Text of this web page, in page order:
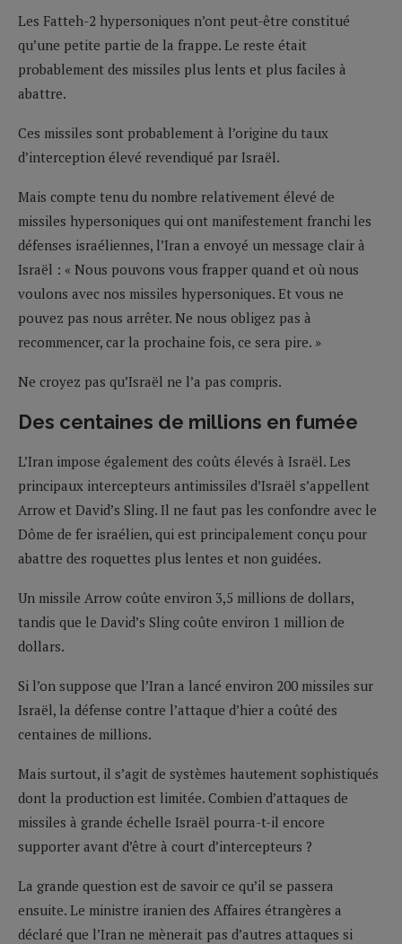
Les Fatteh-2 hypersoniques n’ont peut-être constitué
qu’une petite partie de la frappe. Le reste était
probablement des missiles plus lents et plus faciles à
abattre.
Ces missiles sont probablement à l’origine du taux
d’interception élevé revendiqué par Israël.
Mais compte tenu du nombre relativement élevé de
missiles hypersoniques qui ont manifestement franchi les
défenses israéliennes, l’Iran a envoyé un message clair à
Israël : « Nous pouvons vous frapper quand et où nous
voulons avec nos missiles hypersoniques. Et vous ne
pouvez pas nous arrêter. Ne nous obligez pas à
recommencer, car la prochaine fois, ce sera pire. »
Ne croyez pas qu’Israël ne l’a pas compris.
Des centaines de millions en fumée
L’Iran impose également des coûts élevés à Israël. Les
principaux intercepteurs antimissiles d’Israël s’appellent
Arrow et David’s Sling. Il ne faut pas les confondre avec le
Dôme de fer israélien, qui est principalement conçu pour
abattre des roquettes plus lentes et non guidées.
Un missile Arrow coûte environ 3,5 millions de dollars,
tandis que le David’s Sling coûte environ 1 million de
dollars.
Si l’on suppose que l’Iran a lancé environ 200 missiles sur
Israël, la défense contre l’attaque d’hier a coûté des
centaines de millions.
Mais surtout, il s’agit de systèmes hautement sophistiqués
dont la production est limitée. Combien d’attaques de
missiles à grande échelle Israël pourra-t-il encore
supporter avant d’être à court d’intercepteurs ?
La grande question est de savoir ce qu’il se passera
ensuite. Le ministre iranien des Affaires étrangères a
déclaré que l’Iran ne mènerait pas d’autres attaques si